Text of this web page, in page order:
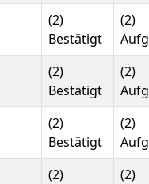
(2)
Bestätigt
(2)
(2)
Bestätigt
(2)
(2)
Bestätigt
(2)
(2)
(2)